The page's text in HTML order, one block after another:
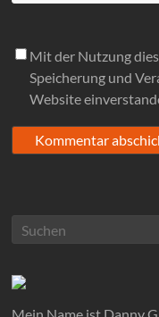
Mit der Nutzung
Speicherung und
Website